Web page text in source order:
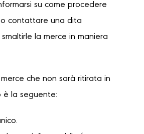
su come procedere
contattare una dita
la merce in maniera
che non sarà ritirata in
è la seguente: